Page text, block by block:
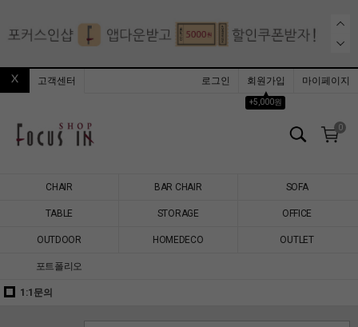
고객센터 로그인
회원가입
▲
+5,000원
마이페이지
0
CHAIR BAR CHAIR SOFA
TABLE STORAGE OFFICE
OUTDOOR HOMEDECO OUTLET
포트폴리오
1:1문의